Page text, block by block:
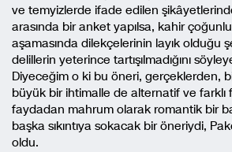
ve temyizlerde ifade edilen
arasında bir anket yapılsa, kahir
aşamasında dilekçelerinin layık olduğu
delillerin yeterince tartışılmadığını
Diyeceğim o ki bu öneri, gerçeklerden,
büyük bir ihtimalle de alternatif ve farklı
faydadan mahrum olarak romantik bir
başka sıkıntıya sokacak bir öneriydi,
oldu.